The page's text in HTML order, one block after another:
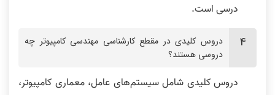
درسی است.
دروس کلیدی در مقطع کارشناسی مهندسی کامپیوتر چه
دروسی هستند؟
دروس کلیدی شامل سیستم‌های عامل، معماری کامپیوتر،